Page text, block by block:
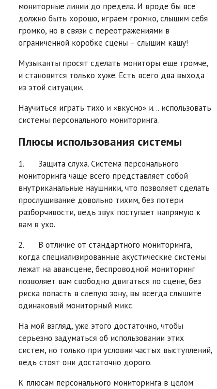
мониторные линии до предела. И вроде бы все
должно быть хорошо, играем громко, слышим себя
громко, но в связи с переотражениями в
ограниченной коробке сцены – слышим кашу!
Музыканты просят сделать мониторы еще громче,
и становится только хуже. Есть всего два выхода
из этой ситуации.
Научиться играть тихо и «вкусно» и… использовать
системы персонального мониторинга.
Плюсы использования системы
1. Защита слуха. Система персонального
мониторинга чаще всего представляет собой
внутриканальные наушники, что позволяет сделать
прослушивание довольно тихим, без потери
разборчивости, ведь звук поступает напрямую к
вам в ухо.
2. В отличие от стандартного мониторинга,
когда специализированные акустические системы
лежат на авансцене, беспроводной мониторинг
позволяет вам свободно двигаться по сцене, без
риска попасть в слепую зону, вы всегда слышите
одинаковый мониторный микс.
На мой взгляд, уже этого достаточно, чтобы
серьезно задуматься об использовании этих
систем, но только при условии частых выступлений,
ведь стоят они достаточно дорого.
К плюсам персонального мониторинга в целом